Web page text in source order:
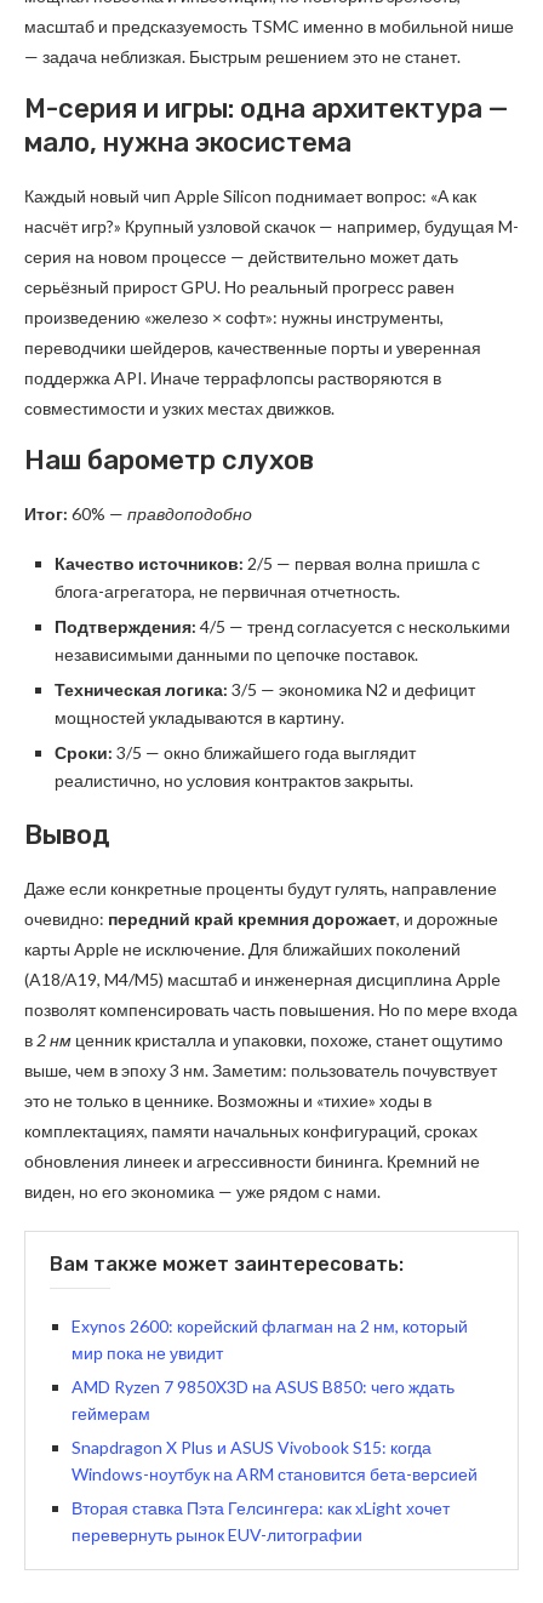
масштаб и предсказуемость TSMC именно в мобильной нише
— задача неблизкая. Быстрым решением это не станет.
М-серия и игры: одна архитектура —
мало, нужна экосистема
Каждый новый чип Apple Silicon поднимает вопрос: «А как
насчёт игр?» Крупный узловой скачок — например, будущая M-
серия на новом процессе — действительно может дать
серьёзный прирост GPU. Но реальный прогресс равен
произведению «железо × софт»: нужны инструменты,
переводчики шейдеров, качественные порты и уверенная
поддержка API. Иначе террафлопсы растворяются в
совместимости и узких местах движков.
Наш барометр слухов
Итог: 60% — правдоподобно
Качество источников: 2/5 — первая волна пришла с
блога-агрегатора, не первичная отчетность.
Подтверждения: 4/5 — тренд согласуется с несколькими
независимыми данными по цепочке поставок.
Техническая логика: 3/5 — экономика N2 и дефицит
мощностей укладываются в картину.
Сроки: 3/5 — окно ближайшего года выглядит
реалистично, но условия контрактов закрыты.
Вывод
Даже если конкретные проценты будут гулять, направление
очевидно: передний край кремния дорожает, и дорожные
карты Apple не исключение. Для ближайших поколений
(A18/A19, M4/M5) масштаб и инженерная дисциплина Apple
позволят компенсировать часть повышения. Но по мере входа
в 2 нм ценник кристалла и упаковки, похоже, станет ощутимо
выше, чем в эпоху 3 нм. Заметим: пользователь почувствует
это не только в ценнике. Возможны и «тихие» ходы в
комплектациях, памяти начальных конфигураций, сроках
обновления линеек и агрессивности бининга. Кремний не
виден, но его экономика — уже рядом с нами.
Вам также может заинтересовать:
Exynos 2600: корейский флагман на 2 нм, который
мир пока не увидит
AMD Ryzen 7 9850X3D на ASUS B850: чего ждать
геймерам
Snapdragon X Plus и ASUS Vivobook S15: когда
Windows-ноутбук на ARM становится бета-версией
Вторая ставка Пэта Гелсингера: как xLight хочет
перевернуть рынок EUV-литографии